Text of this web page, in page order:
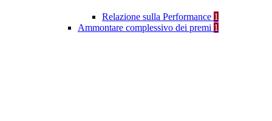
Relazione sulla Performance 1
Ammontare complessivo dei premi 1